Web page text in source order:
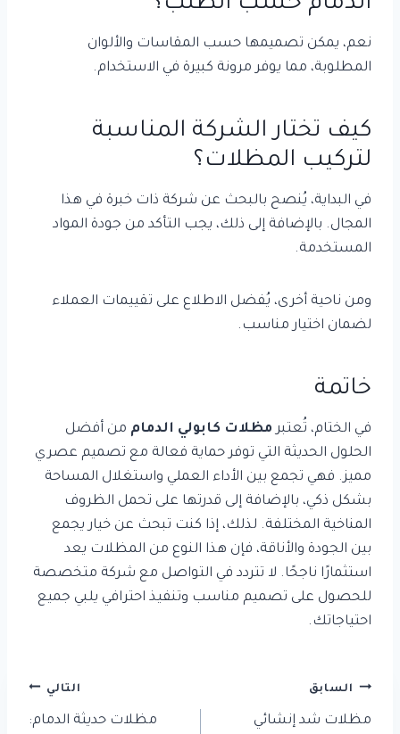
نعم، يمكن تصميمها حسب المقاسات والألوان
المطلوبة، مما يوفر مرونة كبيرة في الاستخدام.
كيف تختار الشركة المناسبة
لتركيب المظلات؟
في البداية، يُنصح بالبحث عن شركة ذات خبرة في هذا
المجال. بالإضافة إلى ذلك، يجب التأكد من جودة المواد
المستخدمة.
ومن ناحية أخرى، يُفضل الاطلاع على تقييمات العملاء
لضمان اختيار مناسب.
خاتمة
في الختام، تُعتبر مظلات كابولي الدمام من أفضل
الحلول الحديثة التي توفر حماية فعالة مع تصميم عصري
مميز. فهي تجمع بين الأداء العملي واستغلال المساحة
بشكل ذكي، بالإضافة إلى قدرتها على تحمل الظروف
المناخية المختلفة. لذلك، إذا كنت تبحث عن خيار يجمع
بين الجودة والأناقة، فإن هذا النوع من المظلات يعد
استثمارًا ناجحًا. لا تتردد في التواصل مع شركة متخصصة
للحصول على تصميم مناسب وتنفيذ احترافي يلبي جميع
احتياجاتك.
تصفّح
المقالات
السابق
مظلات شد إنشائي
التالي
مظلات حديثة الدمام: